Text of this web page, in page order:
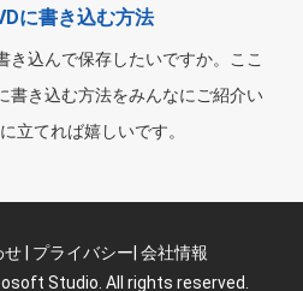
に書き込む方法
き込んで保存したいですか。ここ
書き込む方法をみんなにご紹介い
立てれば嬉しいです。
せ プライバシー 会社情報
Studio. All rights reserved.